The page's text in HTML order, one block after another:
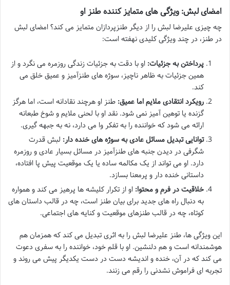
امضای لبش: ویژگی های متمایز کننده طنز او
چه چیزی علیرضا لبش را از دیگر طنزپردازان متمایز می کند؟ امضای لبش
در طنز، در چند ویژگی کلیدی نهفته است:
پرداختن به جزئیات: او با دقت به جزئیات زندگی روزمره می نگرد و از
همین جزئیات به ظاهر ناچیز، سوژه های طنزآمیز و عمیق خلق می
کند.
رویکرد انتقادی ملایم اما عمیق: طنز او هرچند نقادانه است، اما هرگز
گزنده یا توهین آمیز نمی شود. نقد او با لحنی ملایم و شوخ طبعانه
ارائه می شود که خواننده را به تفکر وا می دارد، نه به جبهه گیری.
توانایی تبدیل مسائل عادی به سوژه های خنده دار: لبش قدرت
شگرفی در دیدن جنبه های طنزآمیز در مسائل بسیار عادی و روزمره
دارد. او می تواند از یک مکالمه ساده یا یک موقعیت پیش پا افتاده،
داستانی خنده دار و پرمعنا بسازد.
خلاقیت در فرم و محتوا: او از تکرار کلیشه ها پرهیز می کند و همواره
به دنبال راه های جدید برای بیان طنز است، چه در قالب داستان های
کوتاه، چه در قالب طنزهای موقعیت و کنایه های اجتماعی.
این ویژگی ها، طنز علیرضا لبش را به اثری تبدیل می کند که همزمان هم
هوشمندانه است و هم دلنشین. او با قلم خود، خواننده را به سفری دعوت
می کند که در آن، خنده و اندیشه دست در دست یکدیگر پیش می روند و
تجربه ای فراموش نشدنی را رقم می زنند.